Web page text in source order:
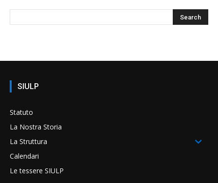
SIULP
Statuto
La Nostra Storia
La Struttura
Calendari
Le tessere SIULP